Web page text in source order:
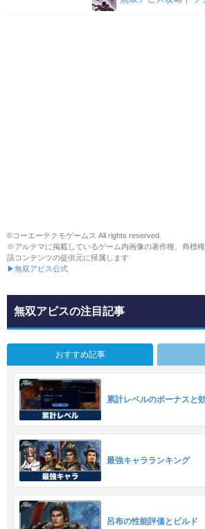
©コーエーテクモゲームス All rights reserved.
※アルテマに掲載しているゲーム内画像の著作権、商標
該コンテンツの提供元に帰属します
▶無双アビス公式
無双アビスの注目記事
おすすめ記事
累計レベルのボーナスと
最強キャラランキング
呂布の性能評価とビルド